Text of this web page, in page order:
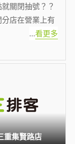
關閉抽號？？
店在營業上有
...看更多
重集賢路店